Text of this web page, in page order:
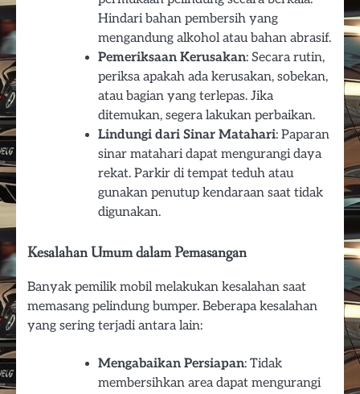
Hindari bahan pembersih yang
mengandung alkohol atau bahan abrasif.
Pemeriksaan Kerusakan: Secara rutin,
periksa apakah ada kerusakan, sobekan,
atau bagian yang terlepas. Jika
ditemukan, segera lakukan perbaikan.
Lindungi dari Sinar Matahari: Paparan
sinar matahari dapat mengurangi daya
rekat. Parkir di tempat teduh atau
gunakan penutup kendaraan saat tidak
digunakan.
Kesalahan Umum dalam Pemasangan
Banyak pemilik mobil melakukan kesalahan saat
memasang pelindung bumper. Beberapa kesalahan
yang sering terjadi antara lain:
Mengabaikan Persiapan: Tidak
membersihkan area dapat mengurangi